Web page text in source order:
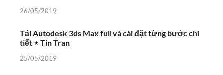
26/05/2019
Tải Autodesk 3ds Max full và cài đặt từng bước chi
tiết ⋆ Tin Tran
25/05/2019